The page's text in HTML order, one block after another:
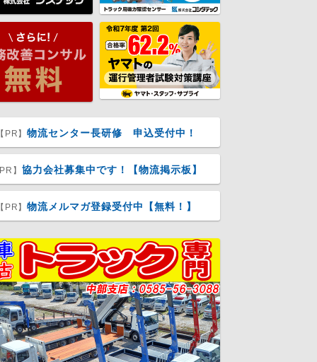
PR】物流センター長研修 申込受付中！
】 協力会社募集中です！【物流掲示板】
PR】物流メルマガ登録受付中【無料！】